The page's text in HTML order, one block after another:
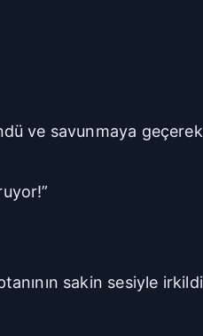
ve savunmaya geçerek
sakin sesiyle